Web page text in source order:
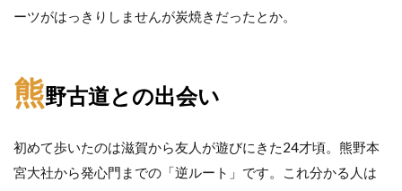
ーツがはっきりしませんが炭焼きだったとか。
熊野古道との出会い
初めて歩いたのは滋賀から友人が遊びにきた24才頃。熊野本
宮大社から発心門までの「逆ルート」です。これ分かる人は